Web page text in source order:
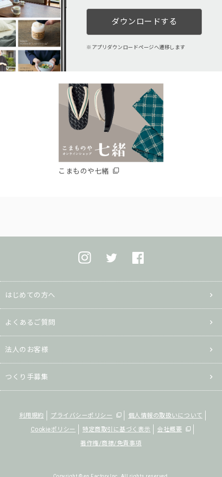
ダウンロードする
アプリダウンロードページへ遷移します
こまものや七緒
はじめての方へ
よくあるご質問
法人のお客様
つくり手募集
利用規約 プライバシーポリシー
個人情報の取扱いについて
Cookieポリシー
特定商取引に基づく表示
会社概要
著作権/商標/免責事項